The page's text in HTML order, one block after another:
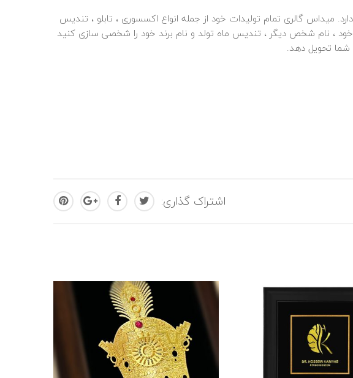
میداس گالری تمام تولیدات خود از جمله انواع اکسسوری ، تابلو ، تندیس
، نام شخص دیگر ، تندیس ماه تولد و نام برند خود را شخصی سازی کنید
شما تحویل دهد.
اشتراک گذاری: